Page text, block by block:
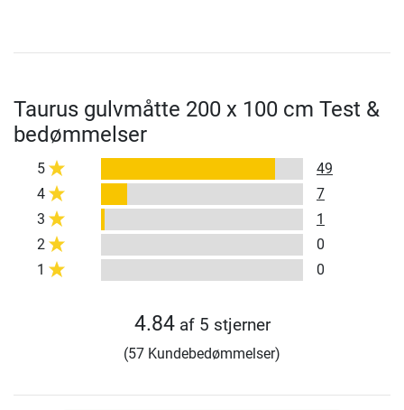
Taurus gulvmåtte 200 x 100 cm Test &
bedømmelser
5
49
4
7
3
1
2
0
1
0
4.84af 5 stjerner
(57 Kundebedømmelser)